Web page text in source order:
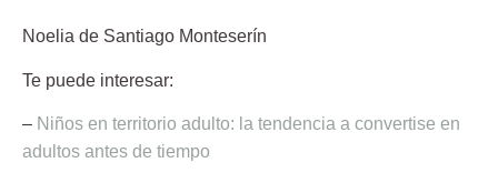
Noelia de Santiago Monteserín
Te puede interesar:
– Niños en territorio adulto: la tendencia a convertise en
adultos antes de tiempo